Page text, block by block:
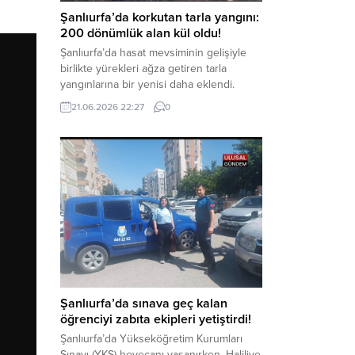
odağında, özellikle 6 Şubat...
Şanlıurfa’da korkutan tarla yangını:
200 dönümlük alan kül oldu!
Şanlıurfa’da hasat mevsiminin gelişiyle
birlikte yürekleri ağza getiren tarla
yangınlarına bir yenisi daha eklendi.
Hilvan ilçesinde çıkan yangında, 50
dönümü biçilmemiş buğday olmak üzere
teslim olarak küle döndü. Haber Merkezi
– Yangın, Şanlıurfa’nın Hilvan ilçesine
bağlı Agilmuz köyünde meydana geldi.
Edinilen bilgilere göre, henüz
belirlenemeyen...
21.06.2026 22:27 0
Şanlıurfa’da sınava geç kalan
öğrenciyi zabıta ekipleri yetiştirdi!
Şanlıurfa’da Yükseköğretim Kurumları